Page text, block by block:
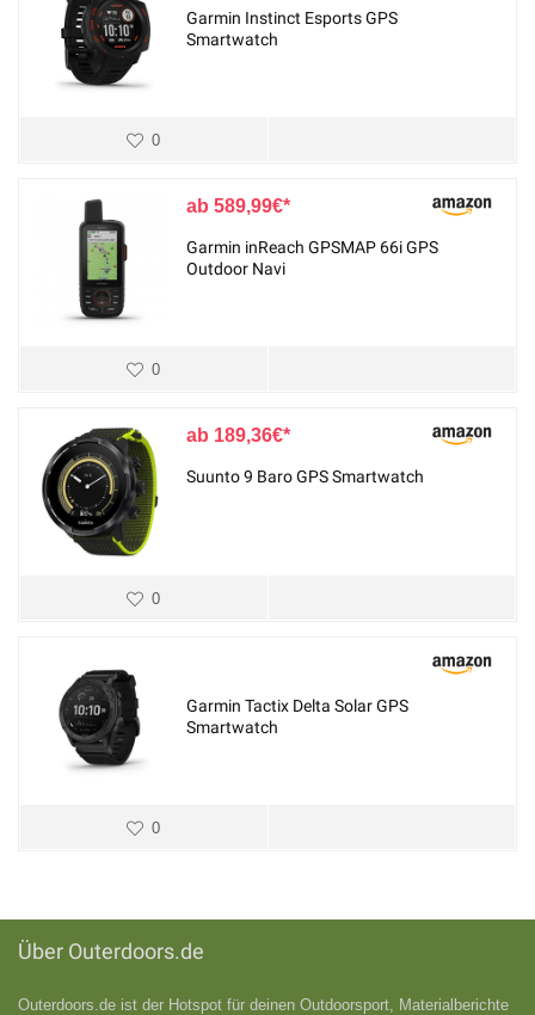
Garmin Instinct Esports GPS
Smartwatch
0
589,99€
Garmin inReach GPSMAP 66i GPS
Outdoor Navi
0
189,36€
Suunto 9 Baro GPS Smartwatch
0
Garmin Tactix Delta Solar GPS
Smartwatch
0
Über Outerdoors.de
Outerdoors.de ist der Hotspot für deinen Outdoorsport, Materialberichte